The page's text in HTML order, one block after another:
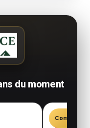
du moment
Confort